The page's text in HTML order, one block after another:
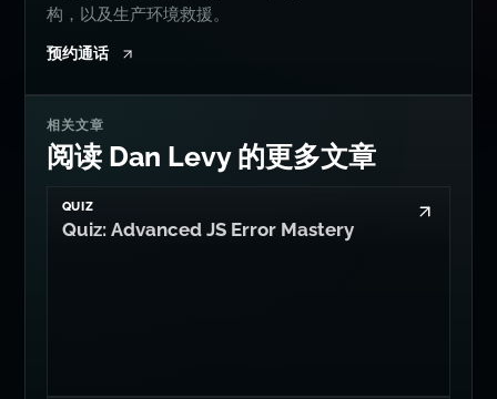
构，以及生产环境救援。
预约通话
相关文章
阅读 Dan Levy 的更多文章
QUIZ
Quiz: Advanced JS Error Mastery